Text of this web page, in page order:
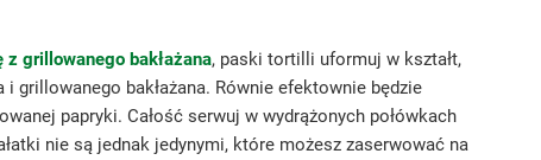
z grillowanego bakłażana, paski tortilli uformuj w kształt,
grillowanego bakłażana. Równie efektownie będzie
papryki. Całość serwuj w wydrążonych połówkach
nie są jednak jedynymi, które możesz zaserwować na